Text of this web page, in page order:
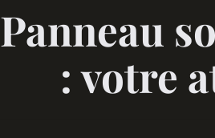
Panneau
: votre